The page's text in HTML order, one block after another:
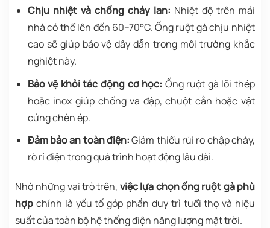
Chịu nhiệt và chống cháy lan: Nhiệt độ trên mái
nhà có thể lên đến 60–70°C. Ống ruột gà chịu nhiệt
cao sẽ giúp bảo vệ dây dẫn trong môi trường khắc
nghiệt này.
Bảo vệ khỏi tác động cơ học: Ống ruột gà lõi thép
hoặc inox giúp chống va đập, chuột cắn hoặc vật
cứng chèn ép.
Đảm bảo an toàn điện:Giảm thiểu rủi ro chập cháy,
rò rỉ điện trong quá trình hoạt động lâu dài.
Nhờ những vai trò trên, việc lựa chọn ống ruột gà phù
hợp chính là yếu tố góp phần duy trì tuổi thọ và hiệu
suất của toàn bộ hệ thống điện năng lượng mặt trời.